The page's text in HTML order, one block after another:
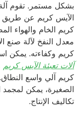
بشكل مستمر. تقوم آلة
الآيس كريم عن طريق
كريم الخام والهواء
معدل النفخ لآلة صنع
كريم وكفاءته. يمكن
آلات تعبئة الآيس كريم
كريم آلي واسع
الصغيرة، يمكن لمجمد
تكاليف الإنتاج.